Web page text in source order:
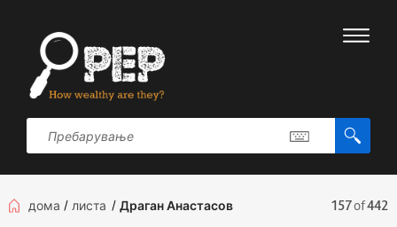
дома / листа / Драган Анастасов 157of442